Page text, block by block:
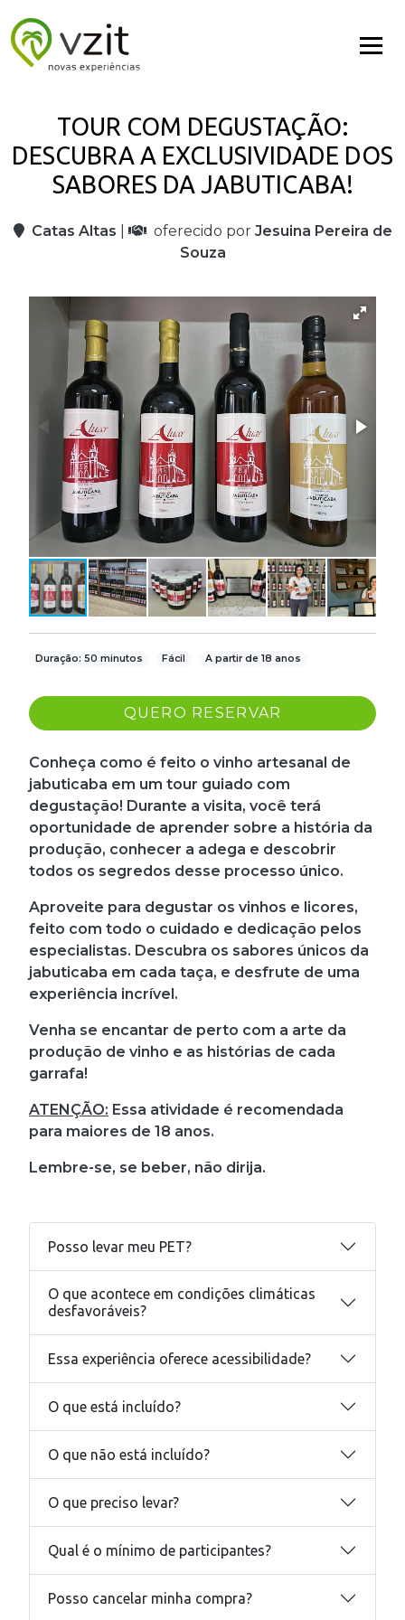
TOUR COM DEGUSTAÇÃO:
DESCUBRA A EXCLUSIVIDADE DOS
SABORES DA JABUTICABA!
Catas Altas oferecido por Jesuina Pereira de
Souza
Duração: 50 minutos Fácil A partir de 18 anos
QUERO RESERVAR
Conheça como é feito o vinho artesanal de
jabuticaba em um tour guiado com
degustação! Durante a visita, você terá
oportunidade de aprender sobre a história da
produção, conhecer a adega e descobrir
todos os segredos desse processo único.
Aproveite para degustar os vinhos e licores,
feito com todo o cuidado e dedicação pelos
especialistas. Descubra os sabores únicos da
jabuticaba em cada taça, e desfrute de uma
experiência incrível.
Venha se encantar de perto com a arte da
produção de vinho e as histórias de cada
garrafa!
ATENÇÃO: Essa atividade é recomendada
para maiores de 18 anos.
Lembre-se, se beber, não dirija.
Posso levar meu PET?
O que acontece em condições climáticas
desfavoráveis?
Essa experiência oferece acessibilidade?
O que está incluído?
O que não está incluído?
O que preciso levar?
Qual é o mínimo de participantes?
Posso cancelar minha compra?